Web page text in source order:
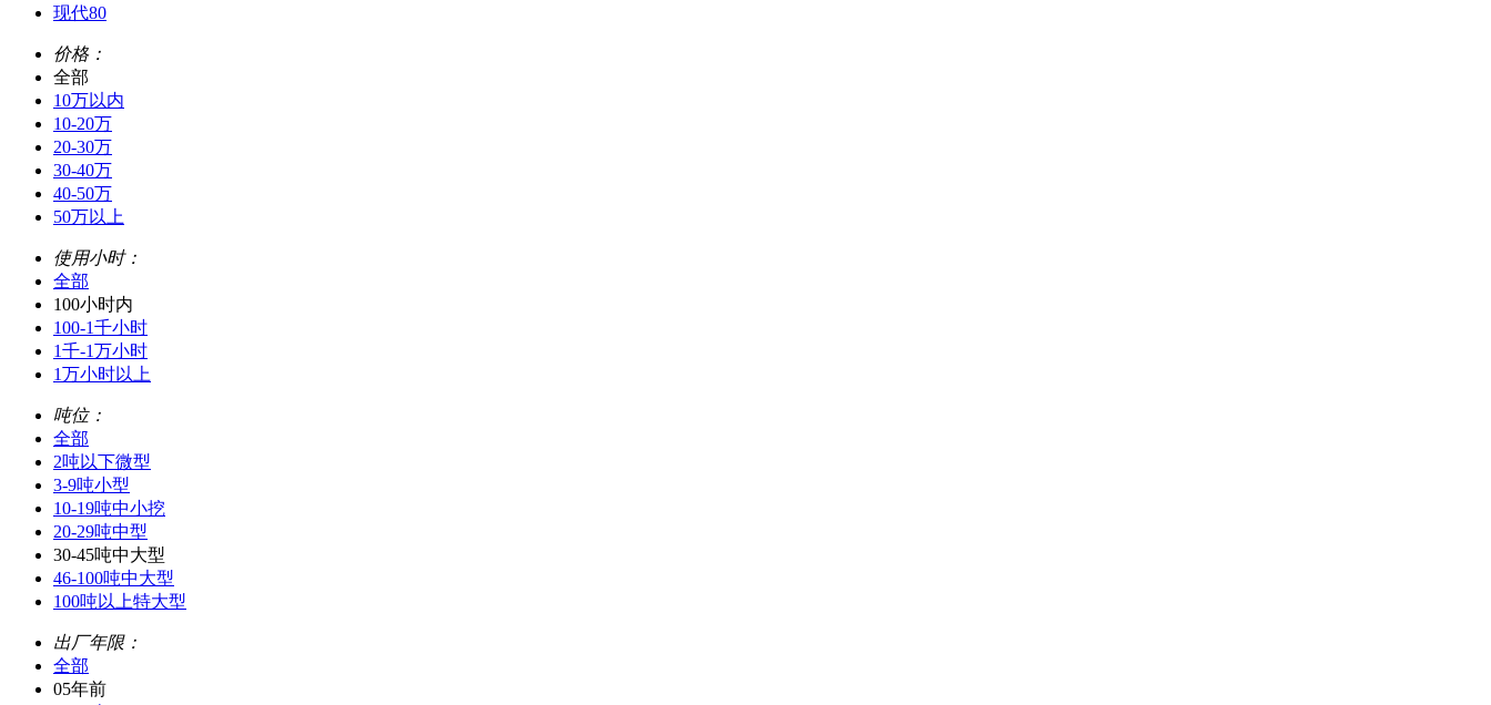
现代80
价格：
全部
10万以内
10-20万
20-30万
30-40万
40-50万
50万以上
使用小时：
全部
100小时内
100-1千小时
1千-1万小时
1万小时以上
吨位：
全部
2吨以下微型
3-9吨小型
10-19吨中小挖
20-29吨中型
30-45吨中大型
46-100吨中大型
100吨以上特大型
出厂年限：
全部
05年前